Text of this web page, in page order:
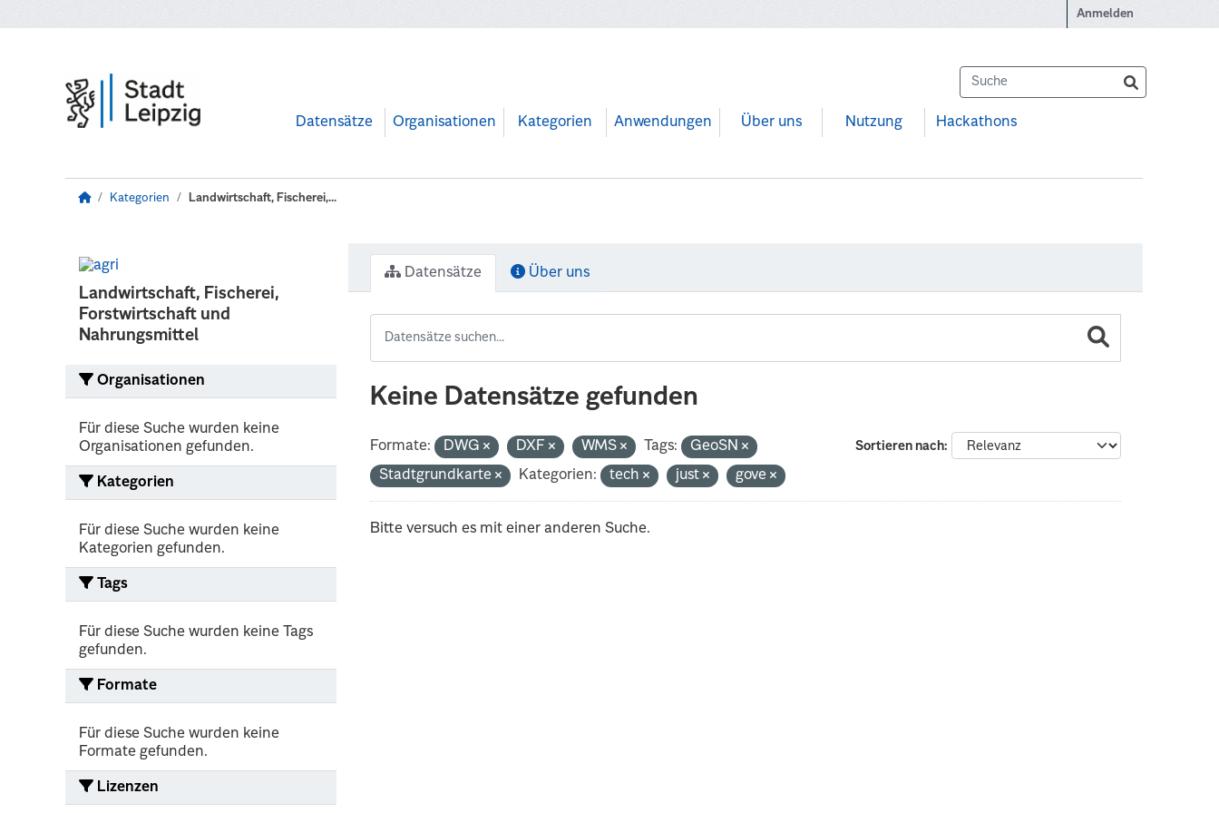
Anmelden
Datensätze Organisationen Kategorien Anwendungen Über uns Nutzung Hackathons
Kategorien Landwirtschaft, Fischerei,...
Landwirtschaft, Fischerei,
Forstwirtschaft und
Nahrungsmittel
Organisationen
Für diese Suche wurden keine
Organisationen gefunden.
Kategorien
Für diese Suche wurden keine
Kategorien gefunden.
Tags
Für diese Suche wurden keine Tags
gefunden.
Formate
Für diese Suche wurden keine
Formate gefunden.
Lizenzen
Datensätze Über uns
Keine Datensätze gefunden
Sortieren nach
Formate: DWG DXF WMS Tags:
GeoSN
Stadtgrundkarte
Kategorien: tech just gove
Bitte versuch es mit einer anderen Suche.